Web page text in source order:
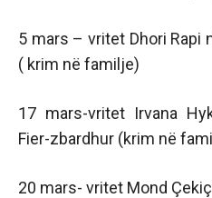
5 mars – vritet Dhori Rapi
( krim në familje)
17 mars-vritet Irvana
Fier-zbardhur (krim në
20 mars- vritet Mond